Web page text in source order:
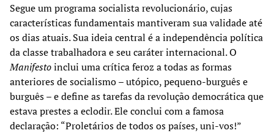
Segue um programa socialista revolucionário, cujas
características fundamentais mantiveram sua validade até
os dias atuais. Sua ideia central é a independência política
da classe trabalhadora e seu caráter internacional. O
Manifestoinclui uma crítica feroz a todas as formas
anteriores de socialismo – utópico, pequeno-burguês e
burguês – e define as tarefas da revolução democrática que
estava prestes a eclodir. Ele conclui com a famosa
declaração: “Proletários de todos os países, uni-vos!”